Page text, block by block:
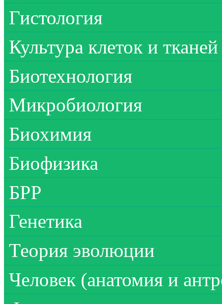
Гистология
Культура клеток и тканей
Биотехнология
Микробиология
Биохимия
Биофизика
БРР
Генетика
Теория эволюции
Человек (анатомия и